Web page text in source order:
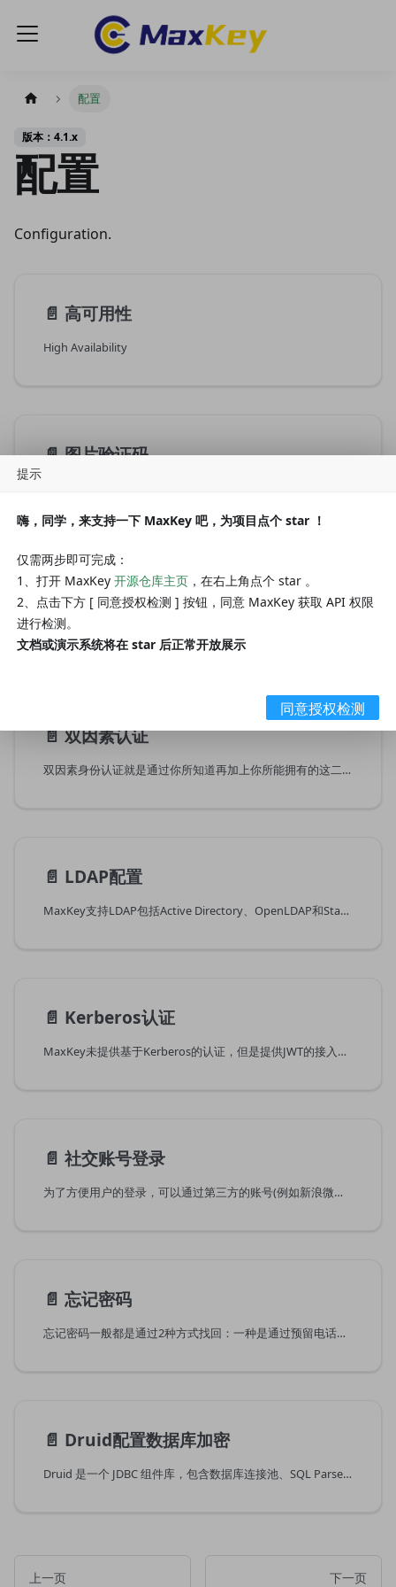
配置
版本：4.1.x
配置
Configuration.
📄️ 高可用性
High Availability
📄️图片验证码
📄️ 多因素认证
📄️双因素认证
双因素身份认证就是通过你所知道再加上你所能拥有的这二个要素组合到一起才能发挥作用的身份认证系统。双因素认证是一种采用时间同步技术的系统，采用了基于时间、事件和密钥三变量而产生的一次性密码来代替传统的静态密码。每个动态密码卡都有一个唯一的密钥，该密钥同时存放在服务器端，每次认证时动态密码卡与服务器分别根据同样的密钥，同样的随机参数（时间、事件）和同样的算法计算了认证的动态密码，从而确保密码的一致性，从而实现了用户的认证。就像我们去银行办卡送的口令牌.
📄️ LDAP配置
MaxKey支持LDAP包括Active Directory、OpenLDAP和StandardLDAP(标准LDAP)。
📄️ Kerberos认证
MaxKey未提供基于Kerberos的认证，但是提供JWT的接入方式，可以通过Kerberos认证完成，然后使用JWT的实现MaxKey的自动登录。
📄️ 社交账号登录
为了方便用户的登录，可以通过第三方的账号(例如新浪微博、微信、钉钉等)登录MaxKey，简单配置即可实现用户登录。
📄️ 忘记密码
忘记密码一般都是通过2种方式找回：一种是通过预留电话号码发送验证码找回，另一个是通过设定邮箱找回。
📄️ Druid配置数据库加密
Druid 是一个 JDBC 组件库，包含数据库连接池、SQL Parser 等组件, 被大量业务和技术产品使用或集成，经历过最严苛线上业务场景考验，是你值得信赖的技术产品。
上一页 下一页
提示
嗨，同学，来支持一下 MaxKey 吧，为项目点个 star ！
仅需两步即可完成：
1、打开 MaxKey 开源仓库主页 ，在右上角点个 star 。
2、点击下方 [ 同意授权检测 ] 按钮，同意 MaxKey 获取 API 权限
进行检测。
文档或演示系统将在 star 后正常开放展示
同意授权检测